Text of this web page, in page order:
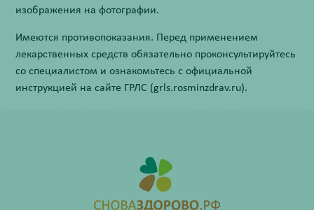
изображения на фотографии.
Имеются противопоказания. Перед применением
лекарственных средств обязательно проконсультируйтесь
со специалистом и ознакомьтесь с официальной
инструкцией на сайте ГРЛС (grls.rosminzdrav.ru).